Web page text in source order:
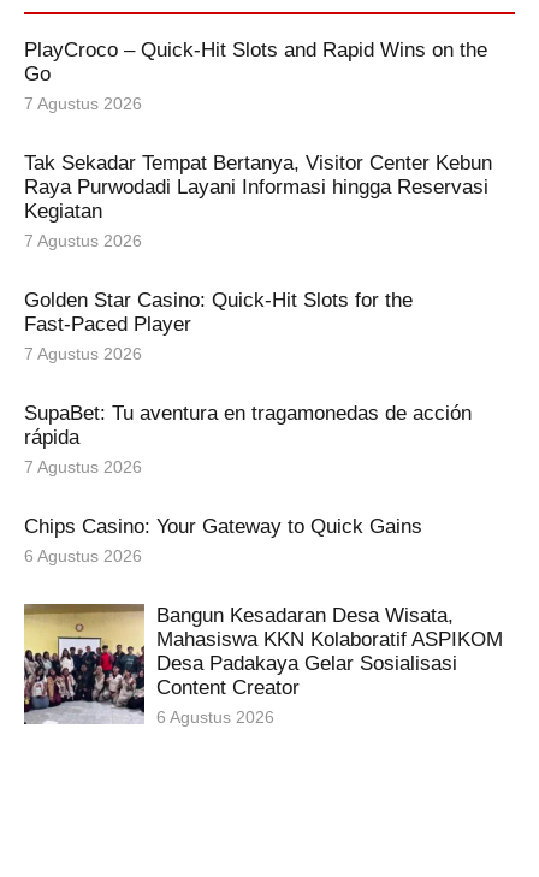
PlayCroco – Quick‑Hit Slots and Rapid Wins on the
Go
7 Agustus 2026
Tak Sekadar Tempat Bertanya, Visitor Center Kebun
Raya Purwodadi Layani Informasi hingga Reservasi
Kegiatan
7 Agustus 2026
Golden Star Casino: Quick‑Hit Slots for the
Fast‑Paced Player
7 Agustus 2026
SupaBet: Tu aventura en tragamonedas de acción
rápida
7 Agustus 2026
Chips Casino: Your Gateway to Quick Gains
6 Agustus 2026
Bangun Kesadaran Desa Wisata,
Mahasiswa KKN Kolaboratif ASPIKOM
Desa Padakaya Gelar Sosialisasi
Content Creator
6 Agustus 2026